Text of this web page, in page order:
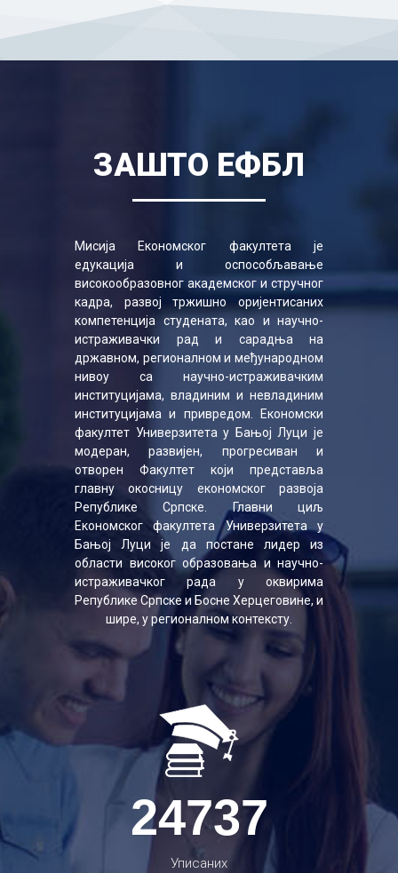
ЗАШТО ЕФБЛ
Мисија Економског факултета је
едукација и оспособљавање
високообразовног академског и стручног
кадра, развој тржишно оријентисаних
компетенција студената, као и научно-
истраживачки рад и сарадња на
државном, регионалном и међународном
нивоу са научно-истраживачким
институцијама, владиним и невладиним
институцијама и привредом. Економски
факултет Универзитета у Бањој Луци је
модеран, развијен, прогресиван и
отворен Факултет који представља
главну окосницу економског развоја
Републике Српске. Главни циљ
Економског факултета Универзитета у
Бањој Луци је да постане лидер из
области високог образовања и научно-
истраживачког рада у оквирима
Републике Српске и Босне Херцеговине, и
шире, у регионалном контексту.
24737
Уписаних